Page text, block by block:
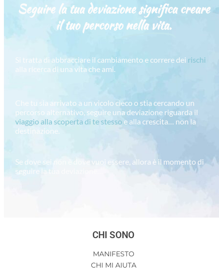
Seguire la tua deviazione significa creare
il tuo percorso nella vita.
Si tratta di abbracciare il cambiamento e correre dei rischi
alla ricerca di una vita che ami.
Che tu sia arrivato a un vicolo cieco o stia cercando un
percorso alternativo, seguire una deviazione riguarda il
viaggio alla scoperta di te stesso e alla crescita… non la
destinazione.
Se dove sei non è dove vuoi essere, allora è il momento di
seguire la tua deviazione…
CHI SONO
MANIFESTO
CHI MI AIUTA